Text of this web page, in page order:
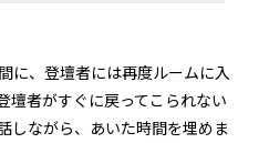
に、登壇者には再度ルームに入
壇者がすぐに戻ってこられない
しながら、あいた時間を埋めま